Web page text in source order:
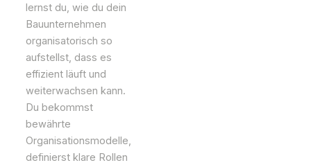
lernst du, wie du dein
Bauunternehmen
organisatorisch so
aufstellst, dass es
effizient läuft und
weiterwachsen kann.
Du bekommst
bewährte
Organisationsmodelle,
definierst klare Rollen